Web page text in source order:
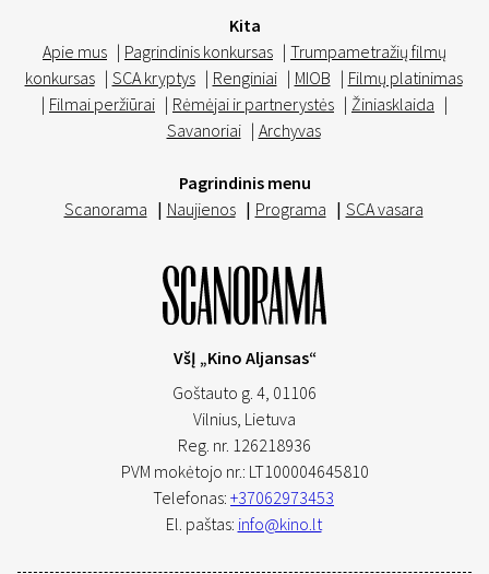
Kita
Apie mus | Pagrindinis konkursas | Trumpametražių filmų
konkursas | SCA kryptys | Renginiai | MIOB | Filmų platinimas
| Filmai peržiūrai | Rėmėjai ir partnerystės | Žiniasklaida |
Savanoriai | Archyvas
Pagrindinis menu
Scanorama | Naujienos | Programa | SCA vasara
VšĮ „Kino Aljansas“
Goštauto g. 4, 01106
Vilnius, Lietuva
Reg. nr. 126218936
PVM mokėtojo nr.: LT100004645810
Telefonas: +37062973453
El. paštas: info@kino.lt